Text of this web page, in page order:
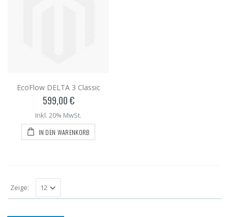
EcoFlow DELTA 3 Classic
599,00 €
Inkl. 20% MwSt.
IN DEN WARENKORB
Zeige: